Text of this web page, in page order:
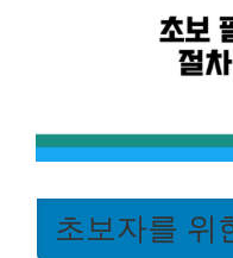
초보자를 위